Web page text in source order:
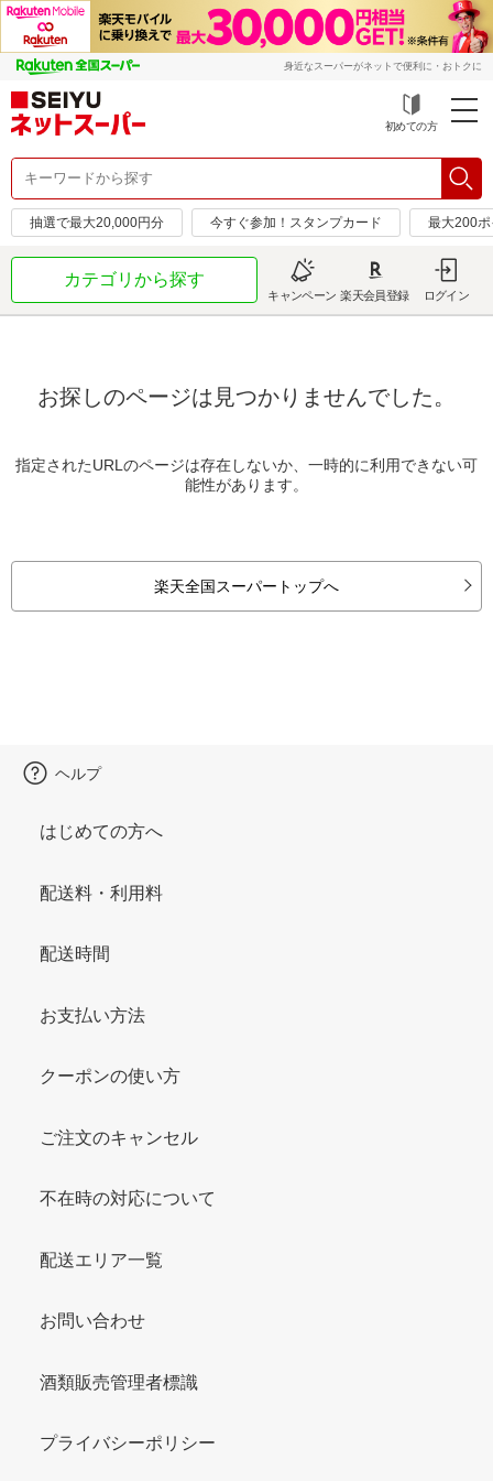
身近なスーパーがネットで便利に・おトクに
初めての方
抽選で最大20,000円分 今すぐ参加！スタンプカード 最大200
カテゴリから探す
キャンペーン 楽天会員登録 ログイン
お探しのページは見つかりませんでした。
指定されたURLのページは存在しないか、一時的に利用できない可
能性があります。
楽天全国スーパートップへ
ヘルプ
はじめての方へ
配送料・利用料
配送時間
お支払い方法
クーポンの使い方
ご注文のキャンセル
不在時の対応について
配送エリア一覧
お問い合わせ
酒類販売管理者標識
プライバシーポリシー